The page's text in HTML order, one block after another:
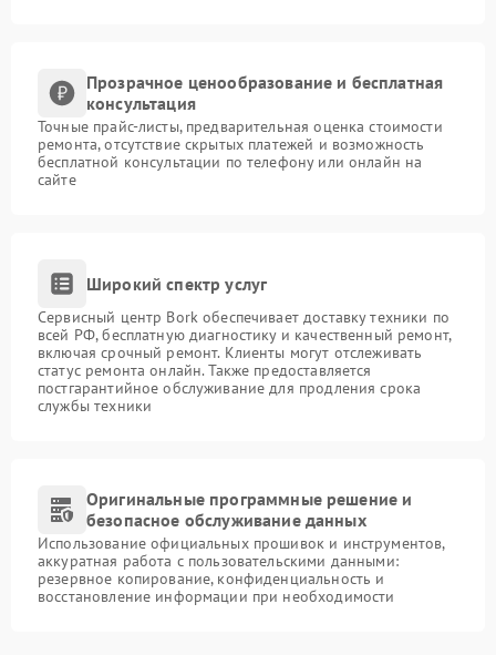
Прозрачное ценообразование и бесплатная
консультация
Точные прайс-листы, предварительная оценка стоимости
ремонта, отсутствие скрытых платежей и возможность
бесплатной консультации по телефону или онлайн на
сайте
Широкий спектр услуг
Сервисный центр Bork обеспечивает доставку техники по
всей РФ, бесплатную диагностику и качественный ремонт,
включая срочный ремонт. Клиенты могут отслеживать
статус ремонта онлайн. Также предоставляется
постгарантийное обслуживание для продления срока
службы техники
Оригинальные программные решение и
безопасное обслуживание данных
Использование официальных прошивок и инструментов,
аккуратная работа с пользовательскими данными:
резервное копирование, конфиденциальность и
восстановление информации при необходимости